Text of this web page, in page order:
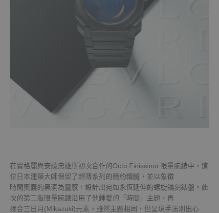
在寶格麗與安藤忠雄所初次合作的Octo Finissimo 限量腕錶中，這
位日本建築大師保留了超薄系列的簡約精髓，並以象徵
時間奧義的黑洞為靈感，設計出宛如永恆延伸的螺旋鐫刻錶盤。此
次的第二版限量腕錶沿用了他鍾愛的「時間」主題，再
揉合三日月(Mikazuki)元素。雖然主題相同，但呈現手法別出心